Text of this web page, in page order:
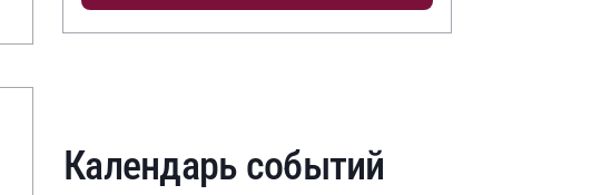
Календарь событий